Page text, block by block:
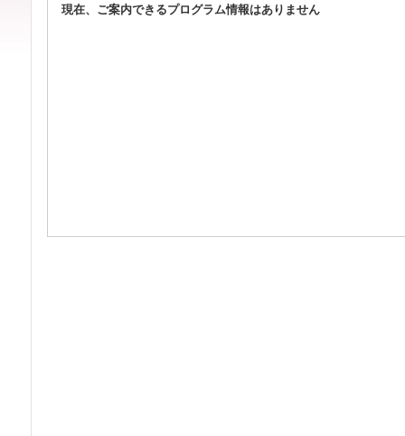
現在、ご案内できるプログラム情報はありません